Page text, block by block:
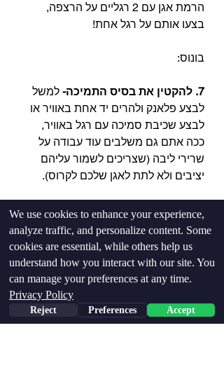
הרמת אגן עם 2 רגליים על הרצפה,
בצעו אותם על רגל אחת!
בונוס:
7. להקטין את בסיס התמיכה-
למשל
לבצע פלאנק ולהרים יד אחת באוויר או
לבצע שכיבת סמיכה עם רגל באוויר,
ככה אתם גם משלבים עוד עבודה על
שרירי ליבה (שצריכים לשמור עליהם
יציבים ולא לתת לאגן שלכם לקרוס).
Phone Email Facebook
We use cookies to enhance your experience,
analyze traffic, and personalize content. Some
cookies are essential, while others help us
understand how you interact with our site. You
can manage your preferences at any time.
Privacy Policy
Reject Preferences Accept